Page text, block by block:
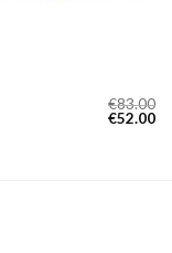
€83.00
€52.00